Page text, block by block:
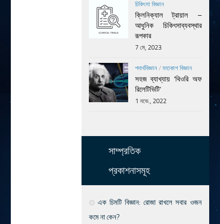
চিকিৎসা বিজ্ঞান
ক্লিনিক্যাল ট্রায়াল –
আধুনিক চিকিৎসাব্যবস্থার
রূপকার
7 মে, 2023
পদার্থবিজ্ঞান/ মহাকাশ বিজ্ঞান
সহজ ব্যাখ্যায় ‘থিওরি অফ
রিলেটিভিটি’
1 নভে., 2022
সাম্প্রতিক
প্রকাশনাসমূহ
এক চিমটি বিজ্ঞান: রোজা রাখলে সবার ওজন
কমে না কেন?